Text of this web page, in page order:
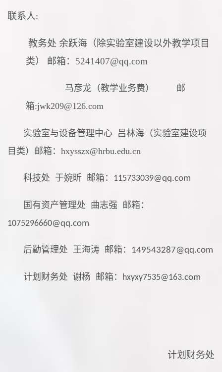
联系人:
教务处 余跃海（除实验室建设以外教学项目
类） 邮箱：5241407@qq.com
马彦龙（教学业务费）
邮
箱:jwk209@126.com
实验室与设备管理中心 吕林海（实验室建设项
目类）邮箱：hxysszx@hrbu.edu.cn
科技处 于婉昕 邮箱： 115733039@qq.com
国有资产管理处 曲志强 邮箱：
1075296660@qq.com
后勤管理处 王海涛 邮箱： 149543287@qq.com
计划财务处 谢杨 邮箱： hxyxy7535@163.com
计划财务处